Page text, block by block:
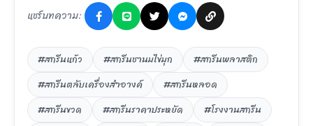
แชร์บทความ:
#สกรีนแก้ว #สกรีนชานมไข่มุก
#สกรีนพลาสติก
#สกรีนตลับเครื่องสำอางค์
#สกรีนหลอด
#สกรีนขวด
#สกรีนราคาประหยัด
#โรงงานสกรีน